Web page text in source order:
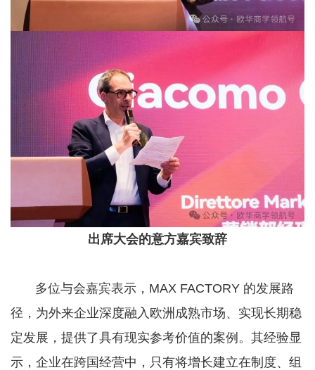
出席大会的意方嘉宾致辞
多位与会嘉宾表示，MAX FACTORY 的发展路
径，为外来企业深度融入欧洲成熟市场、实现长期稳
定发展，提供了具有现实参考价值的案例。其经验显
示，企业在跨国经营中，只有将增长建立在制度、组